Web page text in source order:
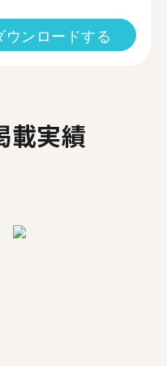
ウンロードする
載実績